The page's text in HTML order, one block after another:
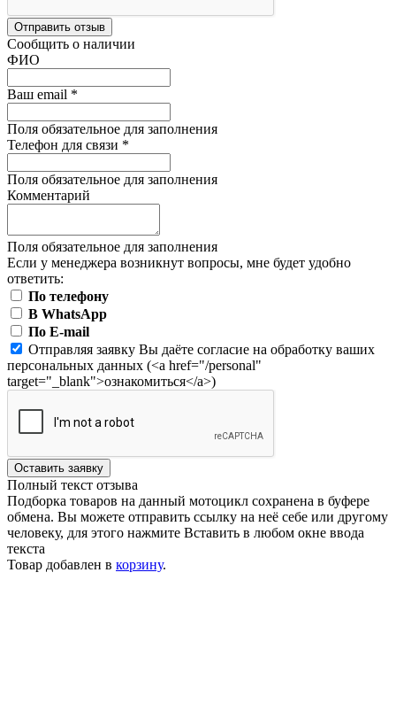
Отправить отзыв
Сообщить о наличии
ФИО
Ваш email *
Поля обязательное для заполнения
Телефон для связи *
Поля обязательное для заполнения
Комментарий
Поля обязательное для заполнения
Если у менеджера возникнут вопросы, мне будет удобно
ответить:
По телефону
В WhatsApp
По E-mail
Отправляя заявку Вы даёте согласие на обработку ваших
персональных данных (<a href="/personal"
target="_blank">ознакомиться</a>)
Оставить заявку
Полный текст отзыва
Подборка товаров на данный мотоцикл сохранена в буфере
обмена. Вы можете отправить ссылку на неё себе или другому
человеку, для этого нажмите Вставить в любом окне ввода
текста
Товар добавлен в корзину.